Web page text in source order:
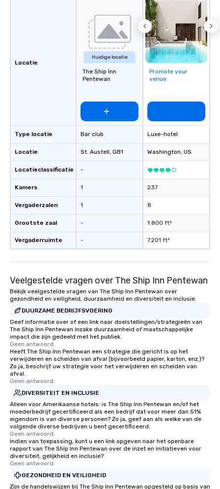
Locatie
Type locatie
Locatie
Locatieclassificatie
Kamers
Vergaderzalen
Grootste zaal
Vergaderruimte
Huidige locatie
The Ship Inn
Pentewan
Bar club
St. Austell, GB1
-
1
1
-
-
Promote your
venue
Luxe-hotel
Washington, US
237
8
1.800 ft²
7.201 ft²
Veelgestelde vragen over The Ship Inn Pentewan
Bekijk veelgestelde vragen van The Ship Inn Pentewan over
gezondheid en veiligheid, duurzaamheid en diversiteit en inclusie.
DUURZAME BEDRIJFSVOERING
Geef informatie over of een link naar doelstellingen/strategieën van
The Ship Inn Pentewan inzake duurzaamheid of maatschappelijke
impact die zijn gedeeld met het publiek.
Geen antwoord.
Heeft The Ship Inn Pentewan een strategie die gericht is op het
verwijderen en scheiden van afval (bijvoorbeeld papier, karton, enz.)?
Zo ja, beschrijf uw strategie voor het verwijderen en scheiden van
afval.
Geen antwoord.
DIVERSITEIT EN INCLUSIE
Alleen voor Amerikaanse hotels: is The Ship Inn Pentewan en/of het
moederbedrijf gecertificeerd als een bedrijf dat voor meer dan 51%
eigendom is van diverse personen? Zo ja, geef aan als welke van de
volgende diverse bedrijven u bent gecertificeerd:
Geen antwoord.
Indien van toepassing, kunt u een link opgeven naar het openbare
rapport van The Ship Inn Pentewan over de inzet en initiatieven voor
diversiteit, gelijkheid en inclusie?
Geen antwoord.
GEZONDHEID EN VEILIGHEID
Zijn de handelswijzen bij The Ship Inn Pentewan opgesteld op basis van